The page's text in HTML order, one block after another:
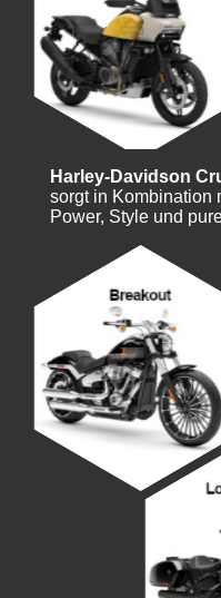
Harley-Davidson
sorgt in Kombination
Power, Style und